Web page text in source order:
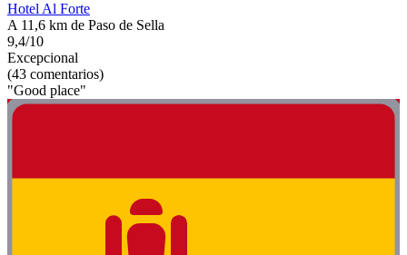
Hotel Al Forte
A 11,6 km de Paso de Sella
9,4/10
Excepcional
(43 comentarios)
"Good place"